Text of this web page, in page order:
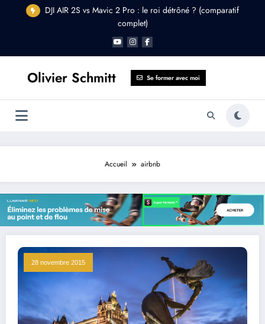
DJI AIR 2S vs Mavic 2 Pro : le roi détrôné ? (comparatif
complet)
Olivier Schmitt Se former avec moi
Accueil airbnb
28 novembre 2015